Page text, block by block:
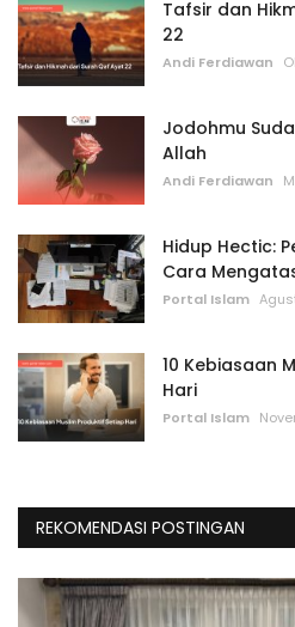
Tafsir dan
22
Andi Ferdiawan
Jodohmu
Allah
Andi Ferdiawan
Hidup Hectic:
Cara
Portal Islam
10 Kebiasaan
Hari
Portal Islam
REKOMENDASI POSTINGAN